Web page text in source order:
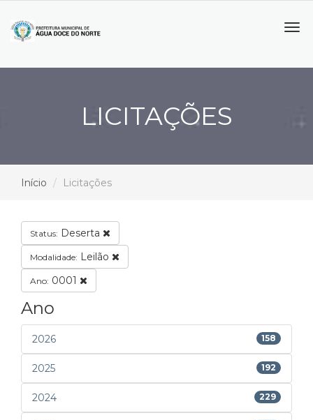
LICITAÇÕES
Início Licitações
Status: Deserta
Modalidade: Leilão
Ano: 0001
Ano
2026 158
2025 192
2024 229